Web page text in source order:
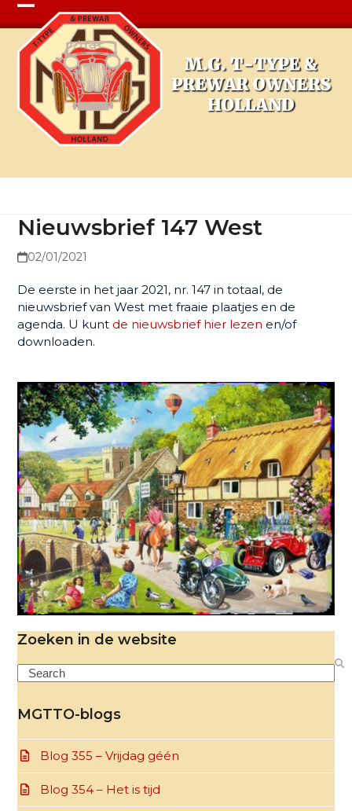
Open
mobile
menu
Close
mobile
menu
Nieuwsbrief 147 West
02/01/2021
De eerste in het jaar 2021, nr. 147 in totaal, de
nieuwsbrief van West met fraaie plaatjes en de
agenda. U kunt de nieuwsbrief hier lezen en/of
downloaden.
Zoeken in de website
Search
MGTTO-blogs
Blog 355 – Vrijdag géén
Blog 354 – Het is tijd